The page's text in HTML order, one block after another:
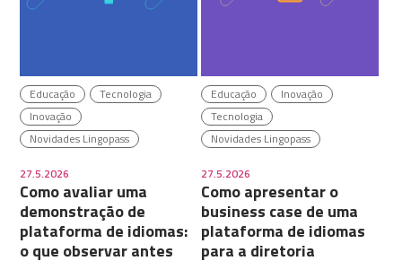
Educação
Tecnologia
Inovação
Novidades Lingopass
27.5.2026
Como avaliar uma
demonstração de
plataforma de idiomas:
o que observar antes
Educação
Inovação
Tecnologia
Novidades Lingopass
27.5.2026
Como apresentar o
business case de uma
plataforma de idiomas
para a diretoria